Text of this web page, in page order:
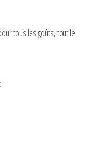
tous les goûts, tout le